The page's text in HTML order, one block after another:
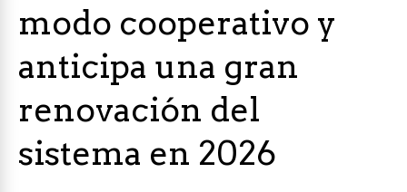
modo cooperativo y
anticipa una gran
renovación del
sistema en 2026